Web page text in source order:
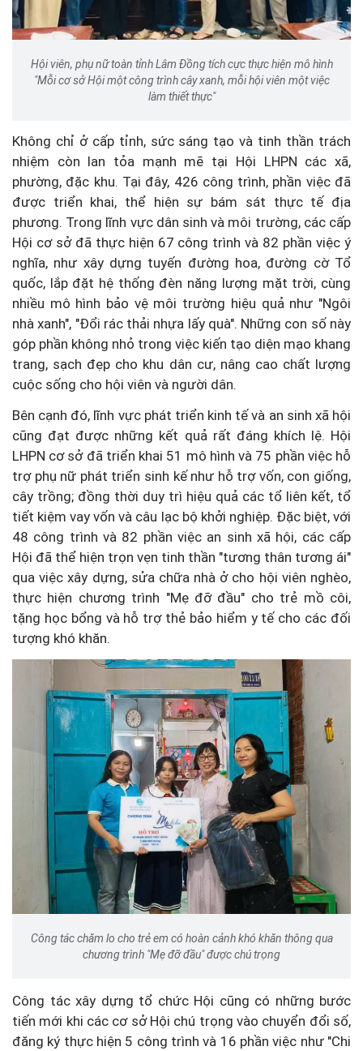
Hội viên, phụ nữ toàn tỉnh Lâm Đồng tích cực thực hiện mô hình
"Mỗi cơ sở Hội một công trình cây xanh, mỗi hội viên một việc
làm thiết thực"
Không chỉ ở cấp tỉnh, sức sáng tạo và tinh thần trách
nhiệm còn lan tỏa mạnh mẽ tại Hội LHPN các xã,
phường, đặc khu. Tại đây, 426 công trình, phần việc đã
được triển khai, thể hiện sự bám sát thực tế địa
phương. Trong lĩnh vực dân sinh và môi trường, các cấp
Hội cơ sở đã thực hiện 67 công trình và 82 phần việc ý
nghĩa, như xây dựng tuyến đường hoa, đường cờ Tổ
quốc, lắp đặt hệ thống đèn năng lượng mặt trời, cùng
nhiều mô hình bảo vệ môi trường hiệu quả như "Ngôi
nhà xanh", "Đổi rác thải nhựa lấy quà". Những con số này
góp phần không nhỏ trong việc kiến tạo diện mạo khang
trang, sạch đẹp cho khu dân cư, nâng cao chất lượng
cuộc sống cho hội viên và người dân.
Bên cạnh đó, lĩnh vực phát triển kinh tế và an sinh xã hội
cũng đạt được những kết quả rất đáng khích lệ. Hội
LHPN cơ sở đã triển khai 51 mô hình và 75 phần việc hỗ
trợ phụ nữ phát triển sinh kế như hỗ trợ vốn, con giống,
cây trồng; đồng thời duy trì hiệu quả các tổ liên kết, tổ
tiết kiệm vay vốn và câu lạc bộ khởi nghiệp. Đặc biệt, với
48 công trình và 82 phần việc an sinh xã hội, các cấp
Hội đã thể hiện trọn vẹn tinh thần "tương thân tương ái"
qua việc xây dựng, sửa chữa nhà ở cho hội viên nghèo,
thực hiện chương trình "Mẹ đỡ đầu" cho trẻ mồ côi,
tặng học bổng và hỗ trợ thẻ bảo hiểm y tế cho các đối
tượng khó khăn.
Công tác chăm lo cho trẻ em có hoàn cảnh khó khăn thông qua
chương trình "Mẹ đỡ đầu" được chú trọng
Công tác xây dựng tổ chức Hội cũng có những bước
tiến mới khi các cơ sở Hội chú trọng vào chuyển đổi số,
đăng ký thực hiện 5 công trình và 16 phần việc như "Chi